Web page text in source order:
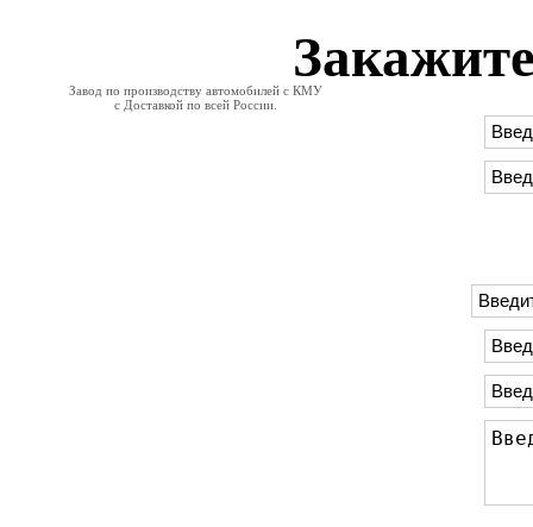
Завод по производству автомобилей с КМУ
с Доставкой по всей России.